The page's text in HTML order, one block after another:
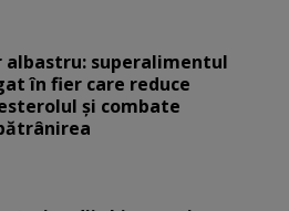
albastru: superalimentul
în fier care reduce
și combate